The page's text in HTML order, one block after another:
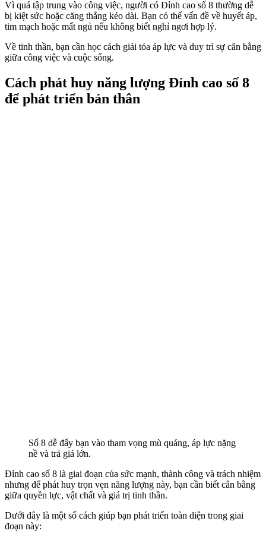
Vì quá tập trung vào công việc, người có Đỉnh cao số 8 thường dễ
bị kiệt sức hoặc căng thẳng kéo dài. Bạn có thể vấn đề về huyết áp,
tim mạch hoặc mất ngủ nếu không biết nghỉ ngơi hợp lý.
Về tinh thần, bạn cần học cách giải tỏa áp lực và duy trì sự cân bằng
giữa công việc và cuộc sống.
Cách phát huy năng lượng Đỉnh cao số 8
để phát triển bản thân
Số 8 dễ đẩy bạn vào tham vọng mù quáng, áp lực nặng
nề và trả giá lớn.
Đỉnh cao số 8 là giai đoạn của sức mạnh, thành công và trách nhiệm
nhưng để phát huy trọn vẹn năng lượng này, bạn cần biết cân bằng
giữa quyền lực, vật chất và giá trị tinh thần.
Dưới đây là một số cách giúp bạn phát triển toàn diện trong giai
đoạn này: